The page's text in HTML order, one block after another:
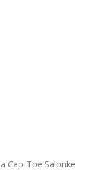
Cap Toe Salonke